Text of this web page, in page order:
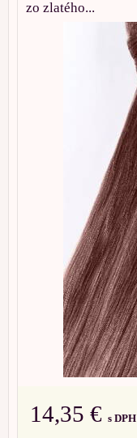
zo zlatého...
14,35 € s DPH